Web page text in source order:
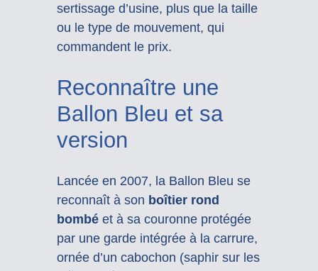
sertissage d’usine, plus que la taille
ou le type de mouvement, qui
commandent le prix.
Reconnaître une
Ballon Bleu et sa
version
Lancée en 2007, la Ballon Bleu se
reconnaît à son boîtier rond
bombéet à sa couronne protégée
par une garde intégrée à la carrure,
ornée d’un cabochon (saphir sur les